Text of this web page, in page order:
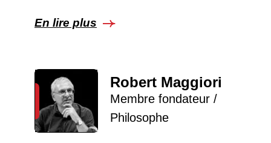
En lire plus
Robert Maggiori
Membre fondateur /
Philosophe